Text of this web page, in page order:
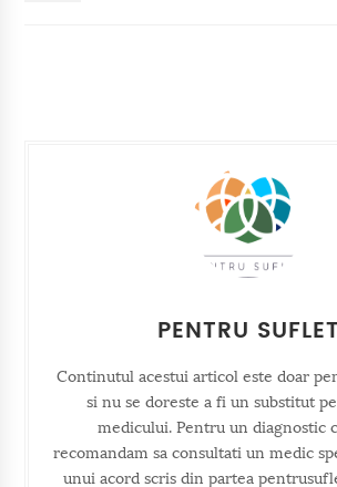
PENTRU SUFLET
Continutul acestui articol este doar
si nu se doreste a fi un substitut
medicului. Pentru un diagnostic
recomandam sa consultati un medic
unui acord scris din partea